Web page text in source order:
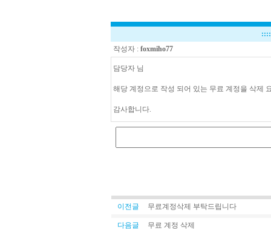
작성자 : foxmiho77
담당자 님
해당 계정으로 작성 되어 있는 무료 계정을 삭제
감사합니다.
이전글 무료계정삭제 부탁드립니다
다음글 무료 계정 삭제